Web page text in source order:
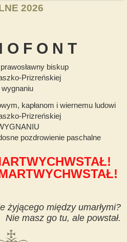
2026
O F O N T
biskup
Prizreńskiej
wygnaniu
kapłanom i wiernemu ludowi
Prizreńskiej
pozdrowienie paschalne
żyjącego między umarłymi?
Nie masz go tu, ale powstał.